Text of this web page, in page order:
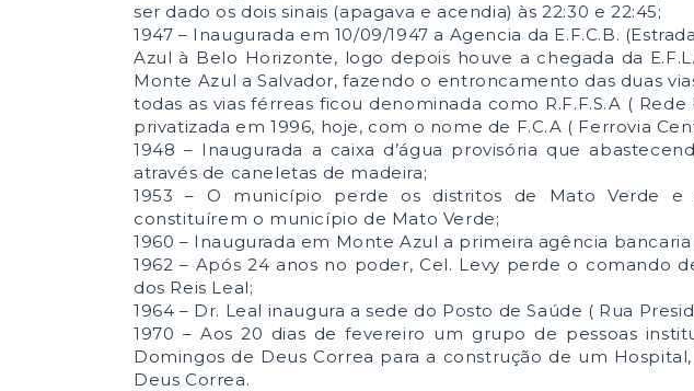
ser dado os dois sinais (apagava e acendia) às 22:30 e 22:45;
1947 – Inaugurada em 10/09/1947 a Agencia da E.F.C.B.
Azul à Belo Horizonte, logo depois houve a chegada da
Monte Azul a Salvador, fazendo o entroncamento das duas
todas as vias férreas ficou denominada como R.F.F.S.A (
privatizada em 1996, hoje, com o nome de F.C.A ( Ferrovia
1948 – Inaugurada a caixa d’água provisória que
através de caneletas de madeira;
1953 – O município perde os distritos de Mato Verde e
constituírem o município de Mato Verde;
1960 – Inaugurada em Monte Azul a primeira agência
1962 – Após 24 anos no poder, Cel. Levy perde o comando
dos Reis Leal;
1964 – Dr. Leal inaugura a sede do Posto de Saúde ( Rua
1970 – Aos 20 dias de fevereiro um grupo de pessoas
Domingos de Deus Correa para a construção de um
Deus Correa.